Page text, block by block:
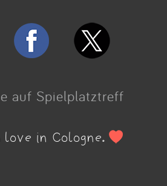
auf Spielplatztreff
love in Cologne.